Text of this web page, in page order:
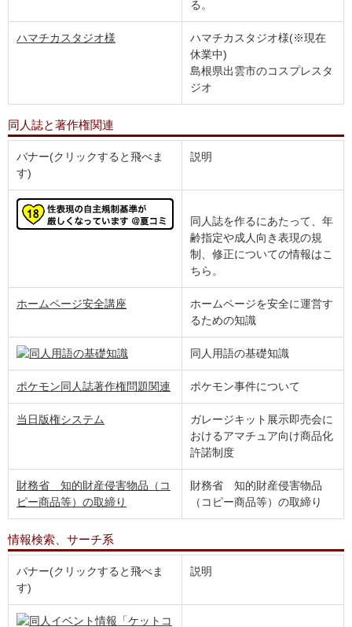
る。
ハマチカスタジオ様 ハマチカスタジオ様(※現在
休業中)
島根県出雲市のコスプレスタ
ジオ
同人誌と著作権関連
バナー(クリックすると飛べま
す)
説明
同人誌を作るにあたって、年
齢指定や成人向き表現の規
制、修正についての情報はこ
ちら。
ホームページ安全講座
ホームページを安全に運営す
るための知識
同人用語の基礎知識
ポケモン同人誌著作権問題関連 ポケモン事件について
当日版権システム
ガレージキット展示即売会に
おけるアマチュア向け商品化
許諾制度
財務省 知的財産侵害物品（コ
ピー商品等）の取締り
財務省 知的財産侵害物品
（コピー商品等）の取締り
情報検索、サーチ系
バナー(クリックすると飛べま
す)
説明